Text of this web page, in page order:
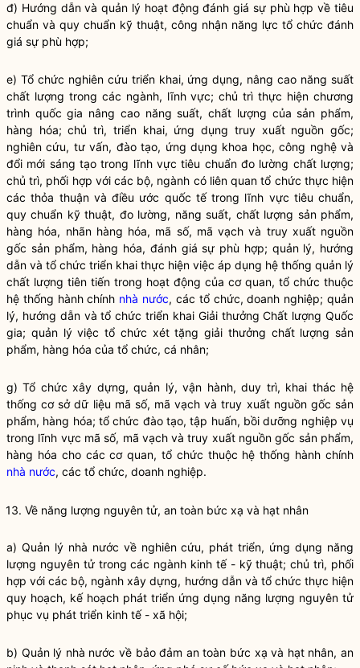
đ) Hướng dẫn và quản lý hoạt động đánh giá sự phù hợp về tiêu
chuẩn và quy chuẩn kỹ thuật, công nhận năng lực tổ chức đánh
giá sự phù hợp;
e) Tổ chức nghiên cứu triển khai, ứng dụng, nâng cao năng suất
chất lượng trong các ngành, lĩnh vực; chủ trì thực hiện chương
trình quốc gia nâng cao năng suất, chất lượng của sản phẩm,
hàng hóa; chủ trì, triển khai, ứng dụng truy xuất nguồn gốc;
nghiên cứu, tư vấn, đào tạo, ứng dụng khoa học, công nghệ và
đổi mới sáng tạo trong lĩnh vực tiêu chuẩn đo lường chất lượng;
chủ trì, phối hợp với các bộ, ngành có liên quan tổ chức thực hiện
các thỏa thuận và điều ước quốc tế trong lĩnh vực tiêu chuẩn,
quy chuẩn kỹ thuật, đo lường, năng suất, chất lượng sản phẩm,
hàng hóa, nhãn hàng hóa, mã số, mã vạch và truy xuất nguồn
gốc sản phẩm, hàng hóa, đánh giá sự phù hợp; quản lý, hướng
dẫn và tổ chức triển khai thực hiện việc áp dụng hệ thống quản lý
chất lượng tiên tiến trong hoạt động của cơ quan, tổ chức thuộc
hệ thống hành chính nhà nước, các tổ chức, doanh nghiệp; quản
lý, hướng dẫn và tổ chức triển khai Giải thưởng Chất lượng Quốc
gia; quản lý việc tổ chức xét tặng giải thưởng chất lượng sản
phẩm, hàng hóa của tổ chức, cá nhân;
g) Tổ chức xây dựng, quản lý, vận hành, duy trì, khai thác hệ
thống cơ sở dữ liệu mã số, mã vạch và truy xuất nguồn gốc sản
phẩm, hàng hóa; tổ chức đào tạo, tập huấn, bồi dưỡng nghiệp vụ
trong lĩnh vực mã số, mã vạch và truy xuất nguồn gốc sản phẩm,
hàng hóa cho các cơ quan, tổ chức thuộc hệ thống hành chính
nhà nước, các tổ chức, doanh nghiệp.
13. Về năng lượng nguyên tử, an toàn bức xạ và hạt nhân
a) Quản lý nhà nước về nghiên cứu, phát triển, ứng dụng năng
lượng nguyên tử trong các ngành kinh tế - kỹ thuật; chủ trì, phối
hợp với các bộ, ngành xây dựng, hướng dẫn và tổ chức thực hiện
quy hoạch, kế hoạch phát triển ứng dụng năng lượng nguyên tử
phục vụ phát triển kinh tế - xã hội;
b) Quản lý nhà nước về bảo đảm an toàn bức xạ và hạt nhân, an